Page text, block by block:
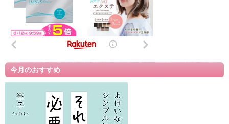
今月のおすすめ